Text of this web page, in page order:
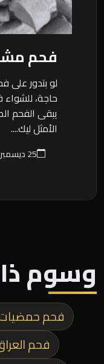
فحم
لو بتدور
حاجة، للشواء
يبقى الفحم
الأمثل ليك....
25 ديسمبر 2025
وسوم
فحم
فحم